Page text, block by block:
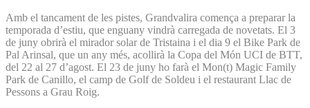
Amb el tancament de les pistes, Grandvalira comença a preparar la
temporada d’estiu, que enguany vindrà carregada de novetats. El 3
de juny obrirà el mirador solar de Tristaina i el dia 9 el Bike Park de
Pal Arinsal, que un any més, acollirà la Copa del Món UCI de BTT,
del 22 al 27 d’agost. El 23 de juny ho farà el Mon(t) Magic Family
Park de Canillo, el camp de Golf de Soldeu i el restaurant Llac de
Pessons a Grau Roig.